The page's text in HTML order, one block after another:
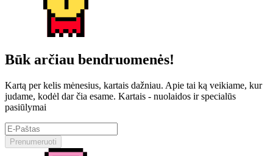
Būk arčiau bendruomenės!
Kartą per kelis mėnesius, kartais dažniau. Apie tai ką veikiame, kur
judame, kodėl dar čia esame. Kartais - nuolaidos ir specialūs
pasiūlymai
Prenumeruoti